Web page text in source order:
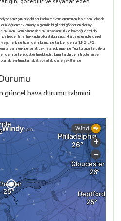
yukarıdaki haritadan mevcut durumu anlık ve canlı olarak
öğrenmek amacıyla geminin bilgilerini gösteren detay
Gemi simgesine tıklarsasanız, ülke bayrağı, gemi tipi,
hedef liman hakkında bilgi alabilirsiniz. Harita üzerinde genel
renk ile ticari gemi, kırmızı ile tanker gemisi (LNG, LPG,
sarı renk ile sürat teknesi, açık mavi ile Tug, turuncu ile balıkçı
gemi türleri gösterilmektedir. Limanlarda demirli bulunan ve
ayrılmakta fakat yuvarlak daire şekilleri ile
güncel hava durumu tahmini